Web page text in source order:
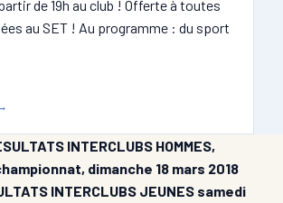
de 19h au club ! Offerte à toutes
au SET ! Au programme : du sport
INTERCLUBS HOMMES,
dimanche 18 mars 2018
INTERCLUBS JEUNES samedi